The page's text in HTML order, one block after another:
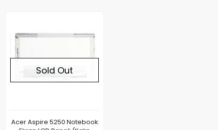
Sold Out
Acer Aspire 5250 Notebook